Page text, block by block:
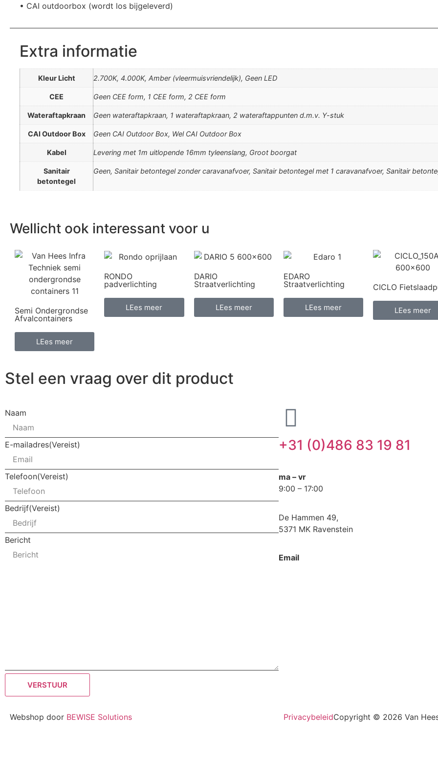
• CAI outdoorbox (wordt los bijgeleverd)
Extra informatie
Kleur Licht 2.700K, 4.000K, Amber (vleermuisvriendelijk), Geen LED
CEE Geen CEE form, 1 CEE form, 2 CEE form
Wateraftapkraan Geen wateraftapkraan, 1 wateraftapkraan, 2 wateraftappunten d.m.v. Y-stuk
CAI Outdoor Box Geen CAI Outdoor Box, Wel CAI Outdoor Box
Kabel Levering met 1m uitlopende 16mm tyleenslang, Groot boorgat
Sanitair
betontegel
Geen, Sanitair betontegel zonder caravanafvoer, Sanitair betontegel met 1 caravanafvoer, Sanitair
Wellicht ook interessant voor u
Semi Ondergrondse
Afvalcontainers
LEes meer
RONDO
padverlichting
LEes meer
DARIO
Straatverlichting
LEes meer
EDARO
Straatverlichting
LEes meer
CICLO
LEes meer
Stel een vraag over dit product
Naam
E-mailadres(Vereist)
Telefoon(Vereist)
Bedrijf(Vereist)
Bericht
+31 (0)486 83 19 81
ma – vr
9:00 – 17:00
De Hammen 49,
5371 MK Ravenstein
Email
Webshop door BEWISE Solutions PrivacybeleidCopyright © 2026 Van